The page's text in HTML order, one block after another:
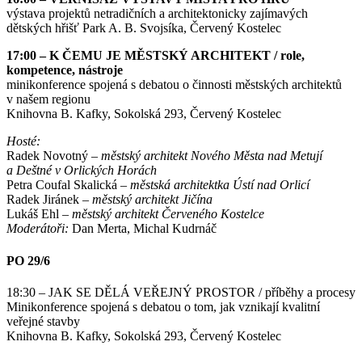
výstava projektů netradičních a architektonicky zajímavých
dětských hřišť Park A. B. Svojsíka, Červený Kostelec
17:00 – K ČEMU JE MĚSTSKÝ ARCHITEKT / role,
kompetence, nástroje
minikonference spojená s debatou o činnosti městských architektů
v našem regionu
Knihovna B. Kafky, Sokolská 293, Červený Kostelec
Hosté:
Radek Novotný – městský architekt Nového Města nad Metují
a Deštné v Orlických Horách
Petra Coufal Skalická – městská architektka Ústí nad Orlicí
Radek Jiránek – městský architekt Jičína
Lukáš Ehl – městský architekt Červeného Kostelce
Moderátoři: Dan Merta, Michal Kudrnáč
PO 29/6
18:30 – JAK SE DĚLÁ VEŘEJNÝ PROSTOR / příběhy a procesy
Minikonference spojená s debatou o tom, jak vznikají kvalitní
veřejné stavby
Knihovna B. Kafky, Sokolská 293, Červený Kostelec